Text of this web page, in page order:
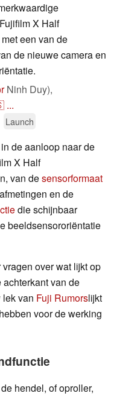
X Half
een van de
de nieuwe camera en
Ninh Duy),
...
Launch
de aanloop naar de
X Half
van desensorformaat
en de
die schijnbaar
beeldsensororiëntatie
over wat lijkt op
van de
van Fuji Rumorslijkt
voor de werking
hendel, of oproller,